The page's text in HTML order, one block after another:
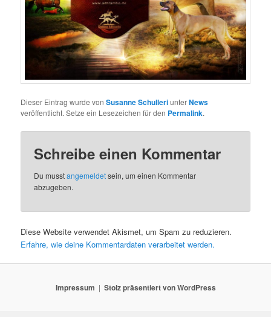
Dieser Eintrag wurde vonSusanne SchulleriunterNews
veröffentlicht. Setze ein Lesezeichen für den Permalink.
Schreibe einen Kommentar
Du musstangemeldetsein, um einen Kommentar
abzugeben.
Diese Website verwendet Akismet, um Spam zu reduzieren.
Erfahre, wie deine Kommentardaten verarbeitet werden.
Impressum Stolz präsentiert von WordPress